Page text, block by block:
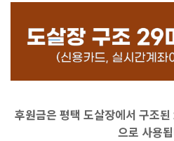
후원금은 평택 도살장에서 구조
으로 사용